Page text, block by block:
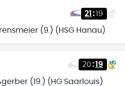
21 :19
(9.) (HSG Hanau)
20:19
(19.) (HG Saarlouis)